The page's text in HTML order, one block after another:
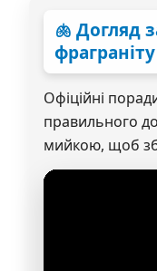
🫁 Догляд
фраграніту
Офіційні
правильного
мийкою, щоб